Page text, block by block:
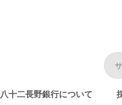
八十二長野銀行について